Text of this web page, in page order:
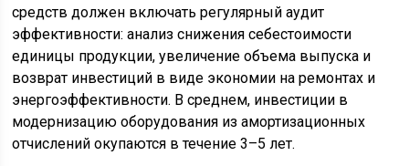
средств должен включать регулярный аудит
эффективности: анализ снижения себестоимости
единицы продукции, увеличение объема выпуска и
возврат инвестиций в виде экономии на ремонтах и
энергоэффективности. В среднем, инвестиции в
модернизацию оборудования из амортизационных
отчислений окупаются в течение 3–5 лет.